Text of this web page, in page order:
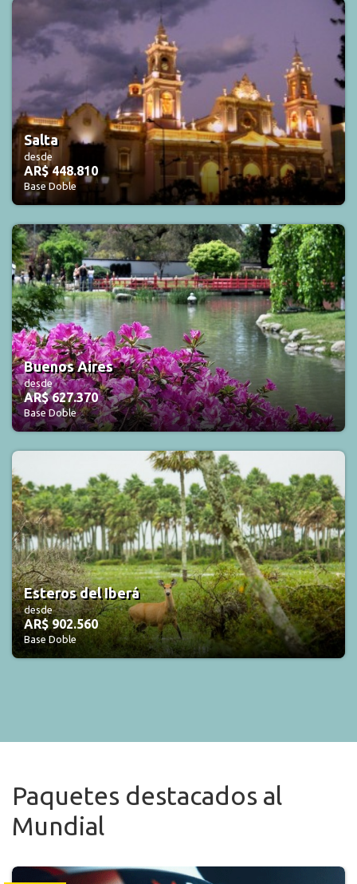
Salta
desde
AR$ 448.810
Base Doble
Buenos Aires
desde
AR$ 627.370
Base Doble
Esteros del Iberá
desde
AR$ 902.560
Base Doble
Paquetes destacados al
Mundial